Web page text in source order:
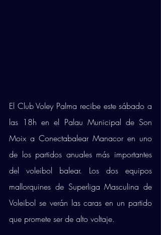
El Club Voley Palma recibe este sábado a
las 18h en el Palau Municipal de Son
Moix a Conectabalear Manacor en uno
de los partidos anuales más importantes
del voleibol balear. Los dos equipos
mallorquines de Superliga Masculina de
Voleibol se verán las caras en un partido
que promete ser de alto voltaje.